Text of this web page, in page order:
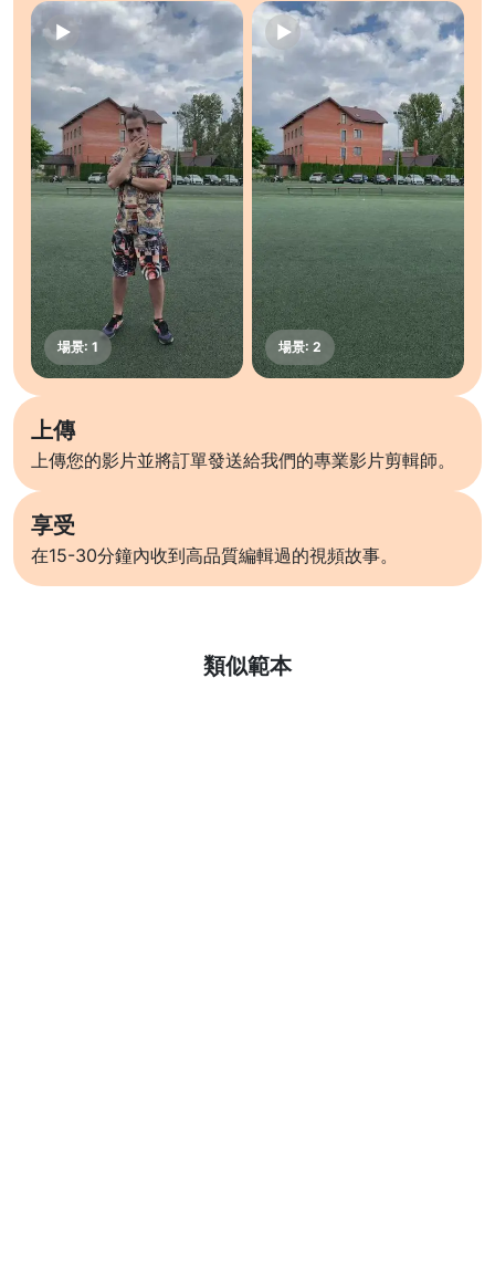
上傳
上傳您的影片並將訂單發送給我們的專業影片剪輯師。
享受
在15-30分鐘內收到高品質編輯過的視頻故事。
類似範本
了解更多